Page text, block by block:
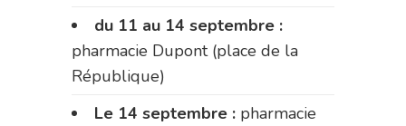
du 11 au 14 septembre :
pharmacie Dupont (place de la
République)
Le 14 septembre : pharmacie